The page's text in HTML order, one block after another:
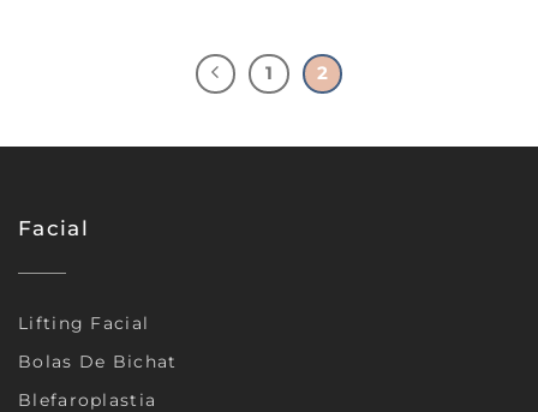
1 2
Facial
Lifting Facial
Bolas De Bichat
Blefaroplastia